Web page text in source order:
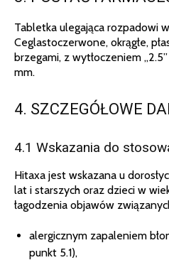
Tabletka ulegająca rozpadowi
Ceglastoczerwone, okrągłe,
brzegami, z wytłoczeniem
mm.
4. SZCZEGÓŁOWE
4.1 Wskazania do
Hitaxa jest wskazana u
lat i starszych oraz dzieci w
łagodzenia objawów
alergicznym zapaleniem
punkt 5.1),